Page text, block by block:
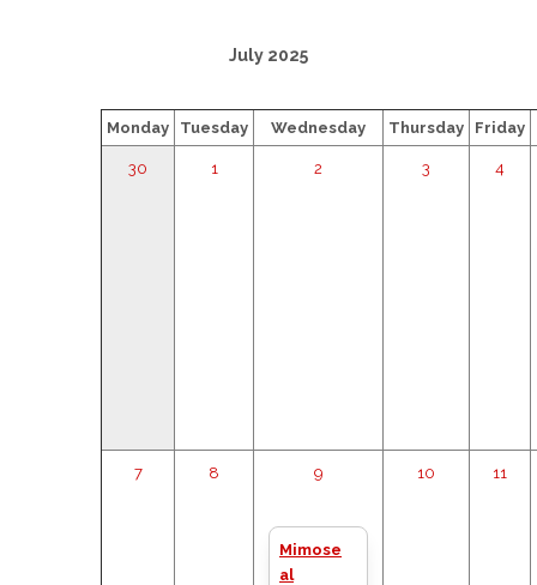
July 2025
Monday Tuesday Wednesday Thursday Friday
30 1 2 3 4
7 8 9
Mimose
al
10 11